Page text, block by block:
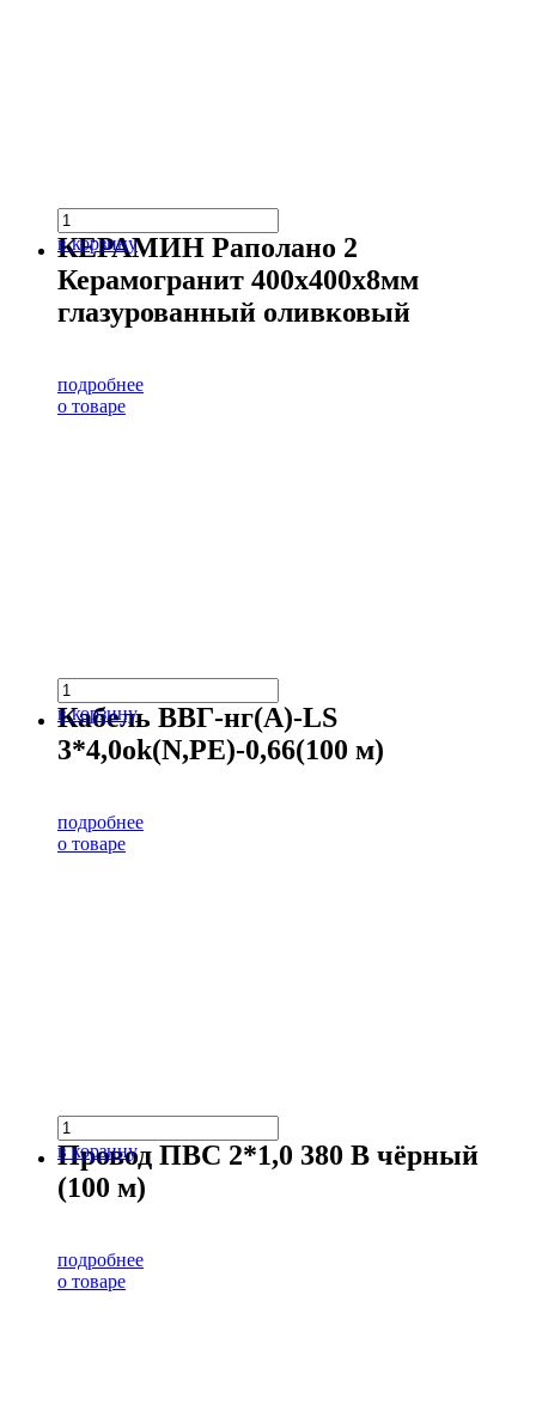
в корзину
КЕРАМИН Раполано 2
Керамогранит 400х400х8мм
глазурованный оливковый
подробнее
о товаре
в корзину
Кабель ВВГ-нг(А)-LS
3*4,0ok(N,PE)-0,66(100 м)
подробнее
о товаре
в корзину
Провод ПВС 2*1,0 380 В чёрный
(100 м)
подробнее
о товаре